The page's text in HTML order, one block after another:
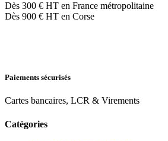
Dès 300 € HT en France métropolitaine
Dès 900 € HT en Corse
Paiements sécurisés
Cartes bancaires, LCR & Virements
Catégories